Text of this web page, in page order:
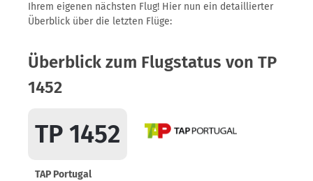
Ihrem eigenen nächsten Flug! Hier nun ein detaillierter
Überblick über die letzten Flüge:
Überblick zum Flugstatus von TP
1452
TP 1452
TAP Portugal